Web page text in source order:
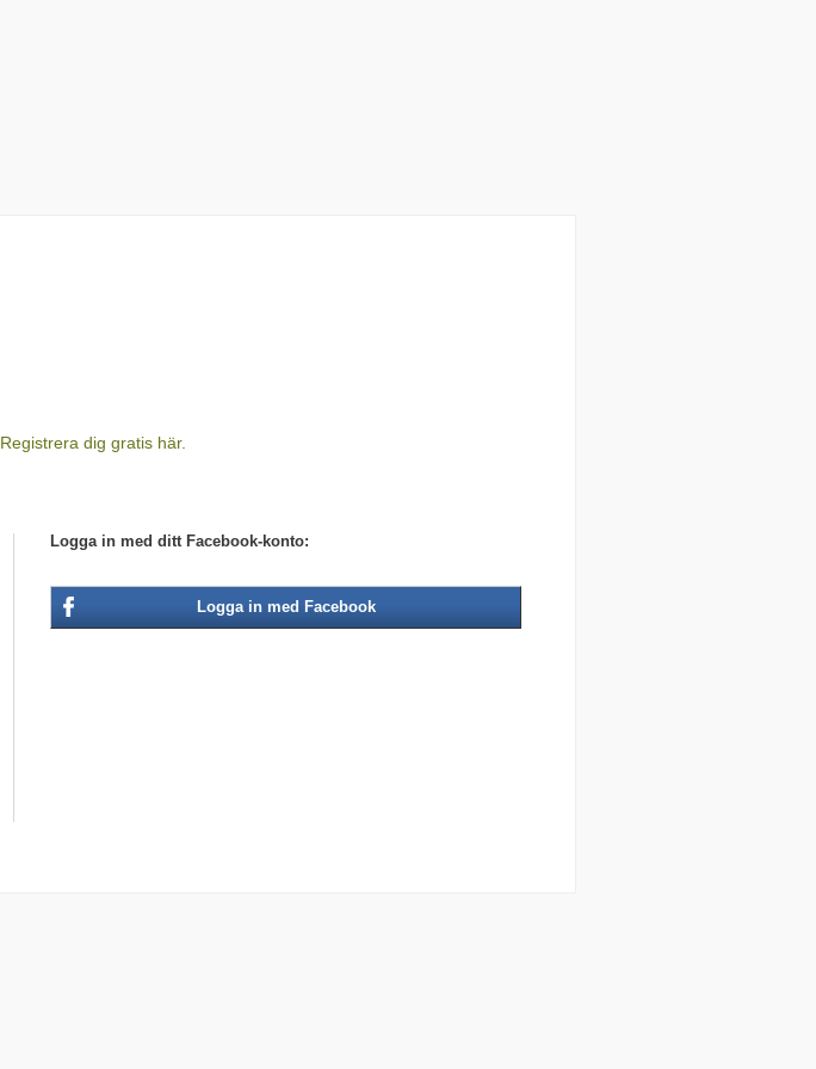
Registrera dig gratis här.
Logga in med ditt Facebook-konto:
Logga in med Facebook